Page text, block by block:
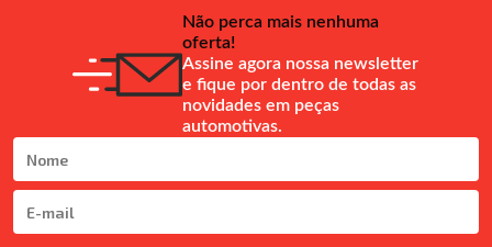
Não perca mais nenhuma
oferta!
Assine agora nossa newsletter
e fique por dentro de todas as
novidades em peças
automotivas.